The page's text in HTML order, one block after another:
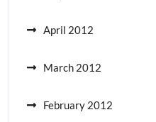
April 2012
March 2012
February 2012